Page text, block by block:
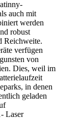
auch mit
werden
robust
Reichweite.
verfügen
von
Dies, weil im
in denen
geladen
Laser